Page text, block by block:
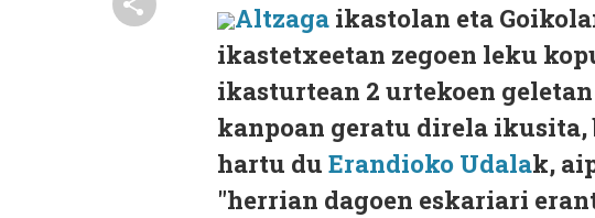
Altzaga ikastolan eta
ikastetxeetan zegoen leku
ikasturtean 2 urtekoen
kanpoan geratu direla ikusita,
hartu du Erandioko Udalak,
"herrian dagoen eskariari